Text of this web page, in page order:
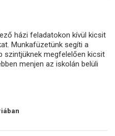
házi feladatokon kívül kicsit
Munkafüzetünk segíti a
szintjüknek megfelelően kicsit
menjen az iskolán belüli